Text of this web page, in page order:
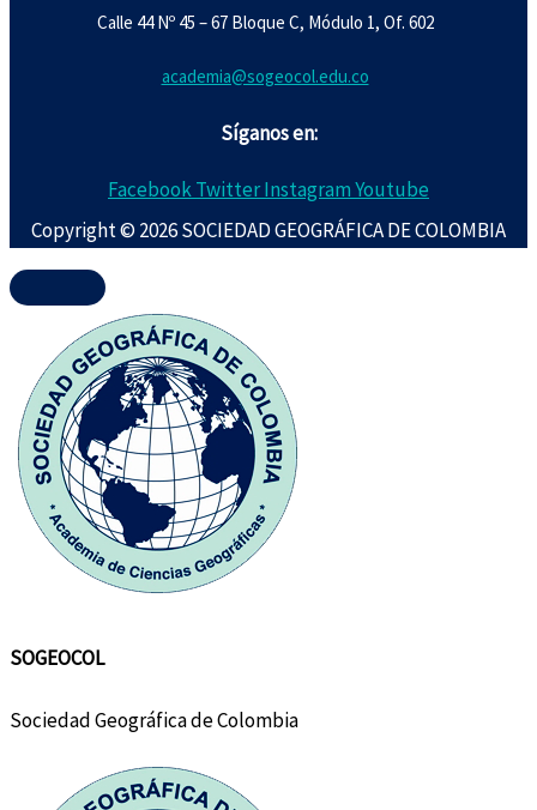
Calle 44 Nº 45 – 67 Bloque C, Módulo 1, Of. 602
academia@sogeocol.edu.co
Síganos en:
FacebookTwitterInstagramYoutube
Copyright © 2026 SOCIEDAD GEOGRÁFICA DE COLOMBIA
SOGEOCOL
Sociedad Geográfica de Colombia